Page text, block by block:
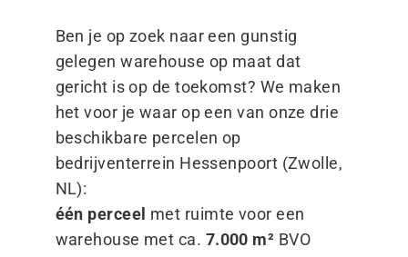
Ben je op zoek naar een gunstig
gelegen warehouse op maat dat
gericht is op de toekomst? We maken
het voor je waar op een van onze drie
beschikbare percelen op
bedrijventerrein Hessenpoort (Zwolle,
NL):
één perceel met ruimte voor een
warehouse met ca. 7.000 m² BVO